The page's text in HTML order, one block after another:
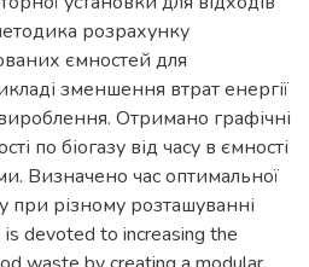
розрахунку
ємностей для
зменшення втрат енергії
Отримано графічні
по біогазу від часу в ємності
Визначено час оптимальної
при різному розташуванні
devoted to increasing the